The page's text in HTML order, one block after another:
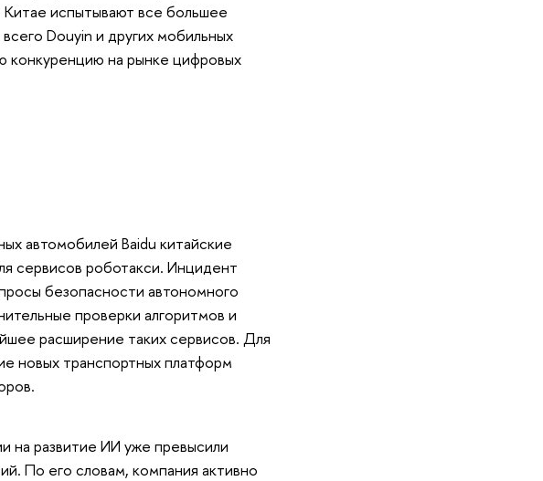
испытывают все большее
Douyin и других мобильных
конкуренцию на рынке цифровых
автомобилей Baidu китайские
сервисов роботакси. Инцидент
безопасности автономного
проверки алгоритмов и
расширение таких сервисов. Для
новых транспортных платформ
на развитие ИИ уже превысили
По его словам, компания активно